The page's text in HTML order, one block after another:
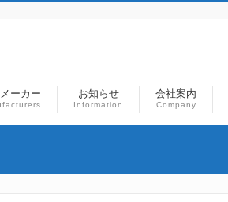
ーカー お知らせ
Information
会社案内
Company